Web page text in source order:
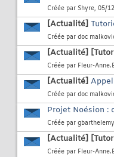
Créée par Shyre, 05/
[Actualité]
Créée par doc
[Actualité]
Créée par Fleur-
[Actualité]
Créée par doc
Projet Noésion :
Créée par gbarthelemy
[Actualité]
Créée par Fleur-